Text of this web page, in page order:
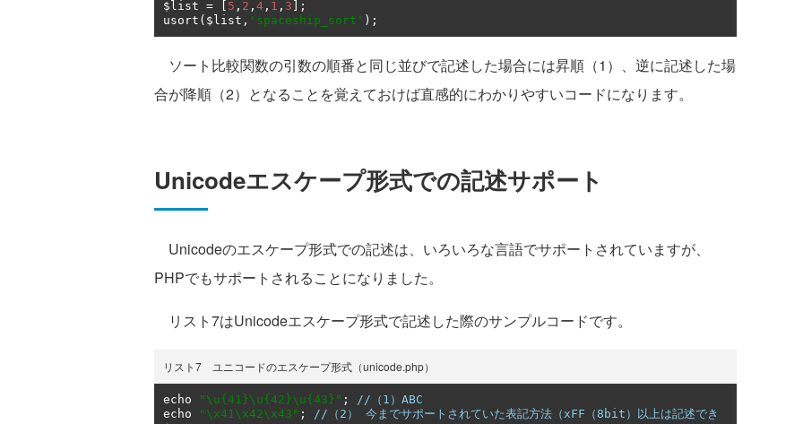
$list = 5 , 2 , 4 , 1 , 3 ];
usort ( $list , 'spaceship_sort' );
ソート比較関数の引数の順番と同じ並びで記述した場合には昇順（1）、逆に記述した場
合が降順（2）となることを覚えておけば直感的にわかりやすいコードになります。
Unicodeエスケープ形式での記述サポート
Unicodeのエスケープ形式での記述は、いろいろな言語でサポートされていますが、
PHPでもサポートされることになりました。
リスト7はUnicodeエスケープ形式で記述した際のサンプルコードです。
リスト7 ユニコードのエスケープ形式（unicode.php）
echo "\u{41}\u{42}\u{43}" ;
//（1）ABC
echo
"\x41\x42\x43" ;
//（2） 今までサポートされていた表記方法（xFF（8bit）以上は記述でき